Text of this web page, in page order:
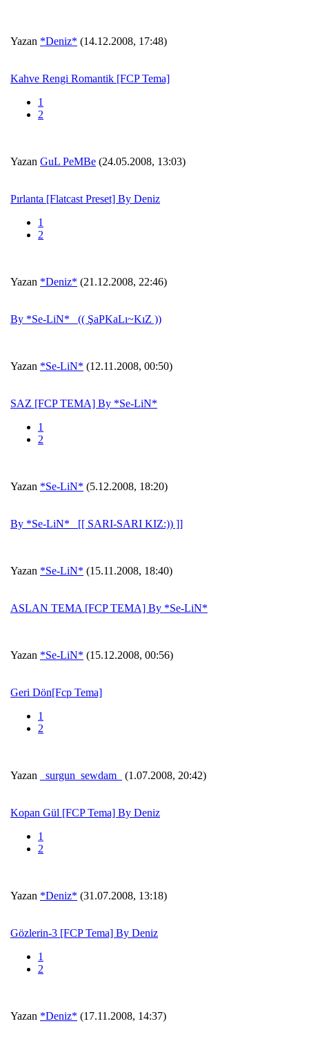
Yazan *Deniz* (14.12.2008, 17:48)
Kahve Rengi Romantik [FCP Tema]
1
2
Yazan GuL PeMBe (24.05.2008, 13:03)
Pırlanta [Flatcast Preset] By Deniz
1
2
Yazan *Deniz* (21.12.2008, 22:46)
By *Se-LiN*_ (( ŞaPKaLı~KıZ ))
Yazan *Se-LiN* (12.11.2008, 00:50)
SAZ [FCP TEMA] By *Se-LiN*
1
2
Yazan *Se-LiN* (5.12.2008, 18:20)
By *Se-LiN*_ [[ SARI-SARI KIZ:)) ]]
Yazan *Se-LiN* (15.11.2008, 18:40)
ASLAN TEMA [FCP TEMA] By *Se-LiN*
Yazan *Se-LiN* (15.12.2008, 00:56)
Geri Dön[Fcp Tema]
1
2
Yazan _surgun_sewdam_ (1.07.2008, 20:42)
Kopan Gül [FCP Tema] By Deniz
1
2
Yazan *Deniz* (31.07.2008, 13:18)
Gözlerin-3 [FCP Tema] By Deniz
1
2
Yazan *Deniz* (17.11.2008, 14:37)